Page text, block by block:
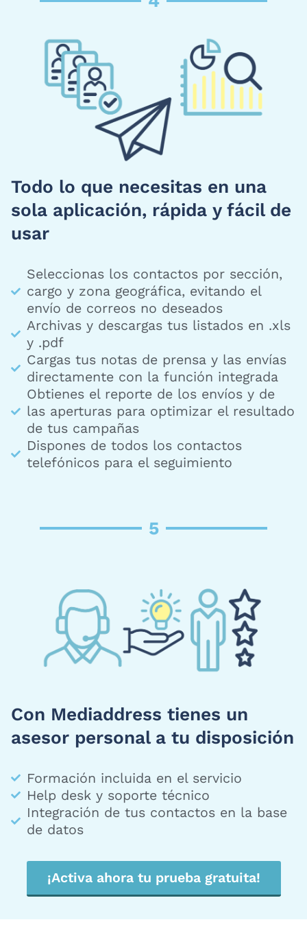
Todo lo que necesitas en una
sola aplicación, rápida y fácil de
usar
Seleccionas los contactos por sección,
cargo y zona geográfica, evitando el
envío de correos no deseados
Archivas y descargas tus listados en .xls
y .pdf
Cargas tus notas de prensa y las envías
directamente con la función integrada
Obtienes el reporte de los envíos y de
las aperturas para optimizar el resultado
de tus campañas
Dispones de todos los contactos
telefónicos para el seguimiento
5
Con Mediaddress tienes un
asesor personal a tu disposición
Formación incluida en el servicio
Help desk y soporte técnico
Integración de tus contactos en la base
de datos
¡Activa ahora tu prueba gratuita!